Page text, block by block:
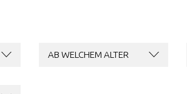
AB WELCHEM ALTER